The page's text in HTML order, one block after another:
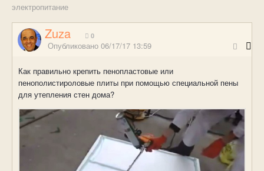
электропитание
Zuza 0
Опубликовано 06/17/17 13:59
Как правильно крепить пенопластовые или
пенополистироловые плиты при помощью специальной пены
для утепления стен дома?